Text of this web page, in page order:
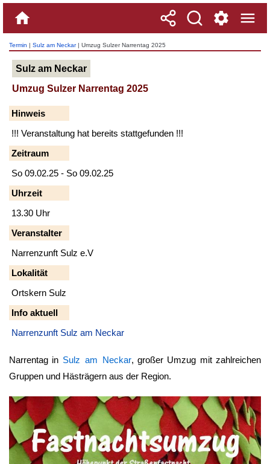
Termin | Sulz am Neckar| Umzug Sulzer Narrentag 2025
Sulz am Neckar
Umzug Sulzer Narrentag 2025
Hinweis
!!! Veranstaltung hat bereits stattgefunden !!!
Zeitraum
So 09.02.25 - So 09.02.25
Uhrzeit
13.30 Uhr
Veranstalter
Narrenzunft Sulz e.V
Lokalität
Ortskern Sulz
Info aktuell
Narrenzunft Sulz am Neckar
Narrentag in Sulz am Neckar, großer Umzug mit zahlreichen
Gruppen und Hästrägern aus der Region.